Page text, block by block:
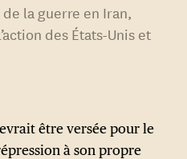
la guerre en Iran,
des États-Unis et
être versée pour le
à son propre